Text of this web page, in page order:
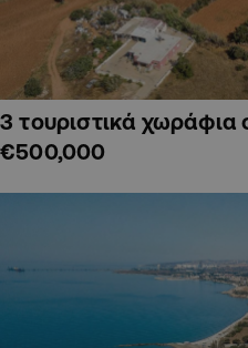
3 τουριστικά
€500,000